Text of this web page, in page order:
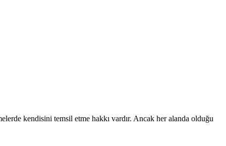
kendisini temsil etme hakkı vardır. Ancak her alanda olduğu